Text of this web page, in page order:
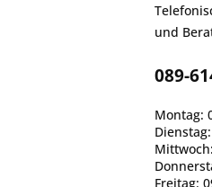
und
089-
Montag:
Freitag: